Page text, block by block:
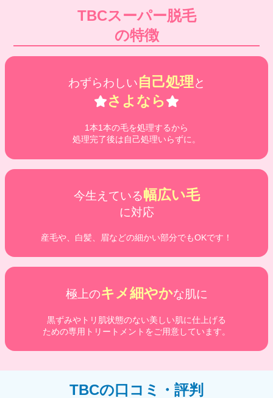
TBCスーパー脱毛
の特徴
わずらわしい自己処理と
さよなら
1本1本の毛を処理するから
処理完了後は自己処理いらずに。
今生えている幅広い毛
に対応
産毛や、白髪、眉などの細かい部分でもOKです！
極上のキメ細やかな肌に
黒ずみやトリ肌状態のない美しい肌に仕上げる
ための専用トリートメントをご用意しています。
TBCの口コミ・評判